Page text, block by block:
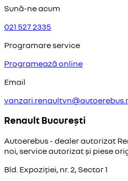
Sună-ne acum
021 527 2335
Programare service
Programează online
Email
Renault București
Autoerebus - dealer autorizat
noi, service autorizat și piese
Bld. Expoziției, nr. 2, Sector 1